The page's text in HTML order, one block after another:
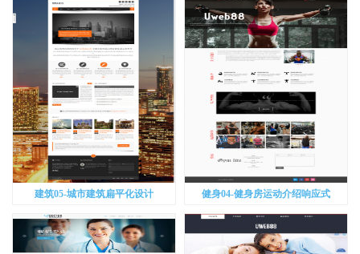
建筑05-城市建筑扁平化设计 健身04-健身房运动介绍响应式